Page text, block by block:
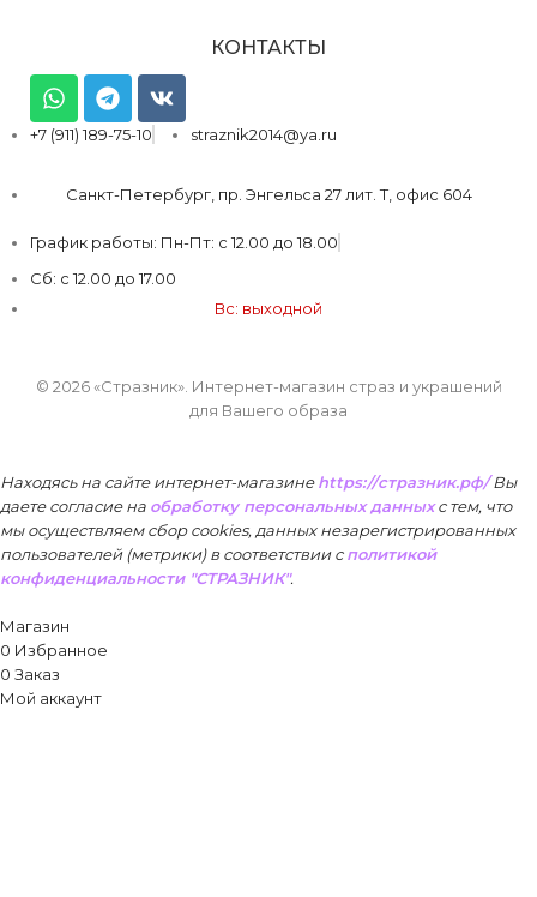
КОНТАКТЫ
+7 (911) 189-75-10 straznik2014@ya.ru
Санкт-Петербург, пр. Энгельса 27 лит. Т, офис 604
График работы: Пн-Пт: с 12.00 до 18.00
Сб: с 12.00 до 17.00
Вс: выходной
© 2026 «Стразник». Интернет-магазин страз и украшений
для Вашего образа
Находясь на сайте интернет-магазинеhttps://стразник.рф/Вы
даете согласие на обработку персональных данныхс тем, что
мы осуществляем сбор cookies, данных незарегистрированных
пользователей (метрики) в соответствиисполитикой
конфиденциальности "СТРАЗНИК".
Магазин
0 Избранное
0 Заказ
Мой аккаунт